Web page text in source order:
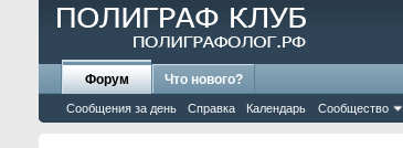
Форум
Сообщения за день Справка Календарь Сообщество
Что нового?